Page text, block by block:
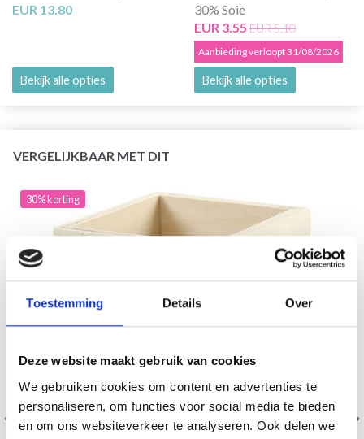
Toestemming Details Over
Deze website maakt gebruik van cookies
We gebruiken cookies om content en advertenties te
personaliseren, om functies voor social media te bieden
en om ons websiteverkeer te analyseren. Ook delen we
EUR 13.80
Bekijk alle opties
30% Soie
EUR 3.55 EUR 5.10
Aanbieding verloopt 31/08/2026
Bekijk alle opties
VERGELIJKBAAR MET DIT
30% korting